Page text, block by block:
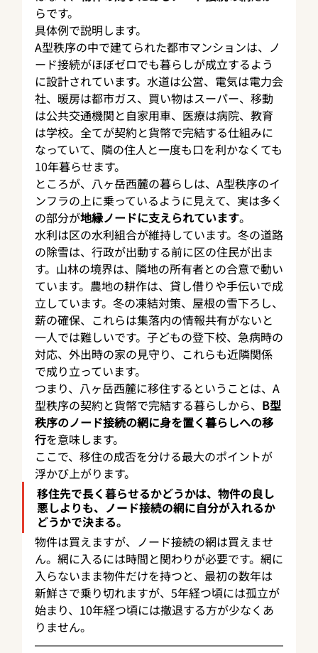
らです。
具体例で説明します。
A型秩序の中で建てられた都市マンションは、ノ
ード接続がほぼゼロでも暮らしが成立するよう
に設計されています。水道は公営、電気は電力会
社、暖房は都市ガス、買い物はスーパー、移動
は公共交通機関と自家用車、医療は病院、教育
は学校。全てが契約と貨幣で完結する仕組みに
なっていて、隣の住人と一度も口を利かなくても
10年暮らせます。
ところが、八ヶ岳西麓の暮らしは、A型秩序のイ
ンフラの上に乗っているように見えて、実は多く
の部分が地縁ノードに支えられています。
水利は区の水利組合が維持しています。冬の道路
の除雪は、行政が出動する前に区の住民が出ま
す。山林の境界は、隣地の所有者との合意で動い
ています。農地の耕作は、貸し借りや手伝いで成
立しています。冬の凍結対策、屋根の雪下ろし、
薪の確保、これらは集落内の情報共有がないと
一人では難しいです。子どもの登下校、急病時の
対応、外出時の家の見守り、これらも近隣関係
で成り立っています。
つまり、八ヶ岳西麓に移住するということは、A
型秩序の契約と貨幣で完結する暮らしから、 B型
秩序のノード接続の網に身を置く暮らしへの移
行を意味します。
ここで、移住の成否を分ける最大のポイントが
浮かび上がります。
移住先で長く暮らせるかどうかは、物件の良し
悪しよりも、ノード接続の網に自分が入れるか
どうかで決まる。
物件は買えますが、ノード接続の網は買えませ
ん。網に入るには時間と関わりが必要です。網に
入らないまま物件だけを持つと、最初の数年は
新鮮さで乗り切れますが、5年経つ頃には孤立が
始まり、10年経つ頃には撤退する方が少なくあ
りません。